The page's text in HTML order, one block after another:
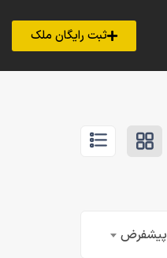
ثبت رایگان ملک
پیشفرض